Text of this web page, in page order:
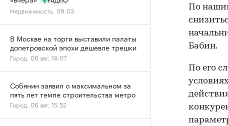
По
Бабин.
По его
Недвижимость, 09:03
В Москве на торги выставили палаты
допетровской эпохи дешевле трешки
Город, 06 авг, 18:07
Собянин заявил о максимальном за
пять лет темпе строительства метро
Город, 06 авг, 15:52